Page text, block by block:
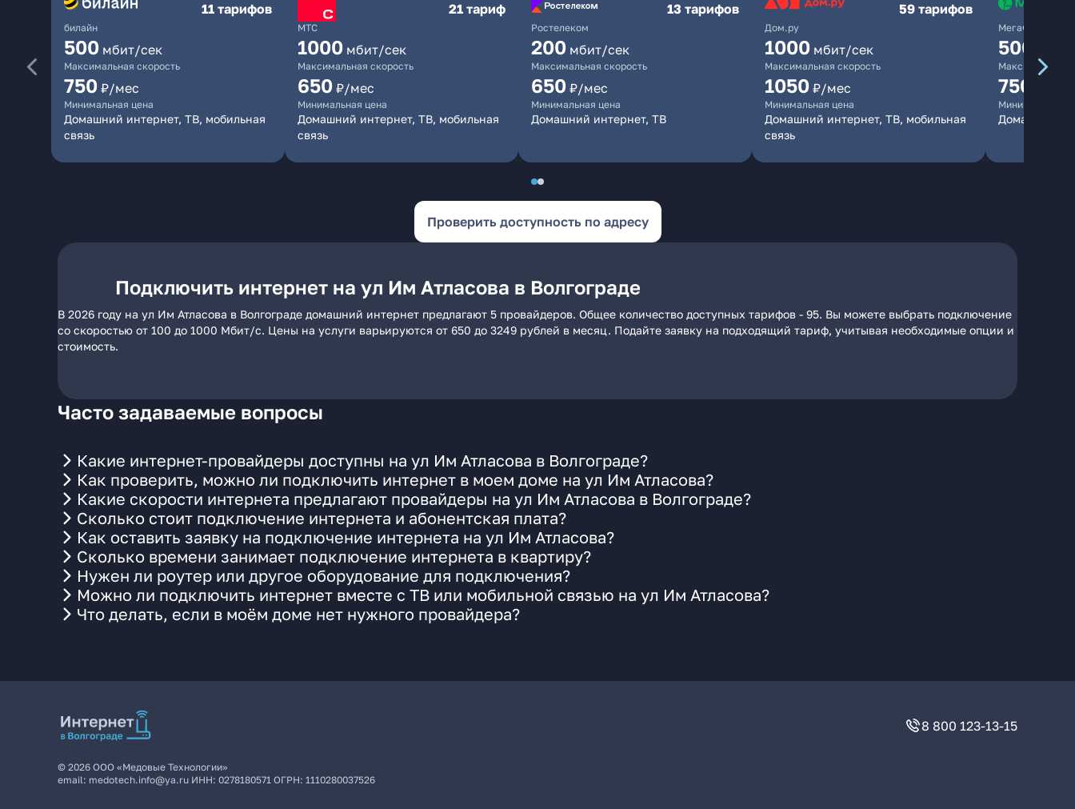
билайн
11 тарифов
500 мбит/сек
Максимальная скорость
750 ₽/мес
Минимальная цена
Домашний интернет, ТВ, мобильная
связь
МТС
21 тариф
1000 мбит/сек
Максимальная скорость
650 ₽/мес
Минимальная цена
Домашний интернет, ТВ, мобильная
связь
Ростелеком
13 тарифов
200 мбит/сек
Максимальная скорость
650 ₽/мес
Минимальная цена
Домашний интернет, ТВ
Дом.ру
59 тарифов
1000 мбит/сек
Максимальная скорость
1050 ₽/мес
Минимальная цена
Домашний интернет, ТВ, мобильная
связь
МегаФон
500
Максимальная
750
Минимальная
Домашний
Проверить доступность по адресу
Подключить интернет на ул Им Атласова в Волгограде
В 2026 году на ул Им Атласова в Волгограде домашний интернет предлагают 5 провайдеров. Общее количество доступных тарифов - 95. Вы можете выбрать подключение
со скоростью от 100 до 1000 Мбит/с. Цены на услуги варьируются от 650 до 3249 рублей в месяц. Подайте заявку на подходящий тариф, учитывая необходимые опции и
стоимость.
Часто задаваемые вопросы
Какие интернет-провайдеры доступны на ул Им Атласова в Волгограде?
Как проверить, можно ли подключить интернет в моем доме на ул Им Атласова?
Какие скорости интернета предлагают провайдеры на ул Им Атласова в Волгограде?
Сколько стоит подключение интернета и абонентская плата?
Как оставить заявку на подключение интернета на ул Им Атласова?
Сколько времени занимает подключение интернета в квартиру?
Нужен ли роутер или другое оборудование для подключения?
Можно ли подключить интернет вместе с ТВ или мобильной связью на ул Им Атласова?
Что делать, если в моём доме нет нужного провайдера?
8 800 123-13-15
© 2026 ООО «Медовые Технологии»
email: medotech.info@ya.ru ИНН: 0278180571 ОГРН: 1110280037526